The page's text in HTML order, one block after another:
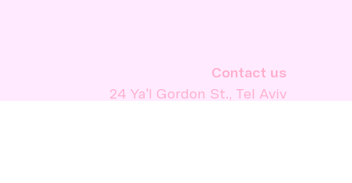
Contact us
24 Ya'l Gordon St., Tel Aviv